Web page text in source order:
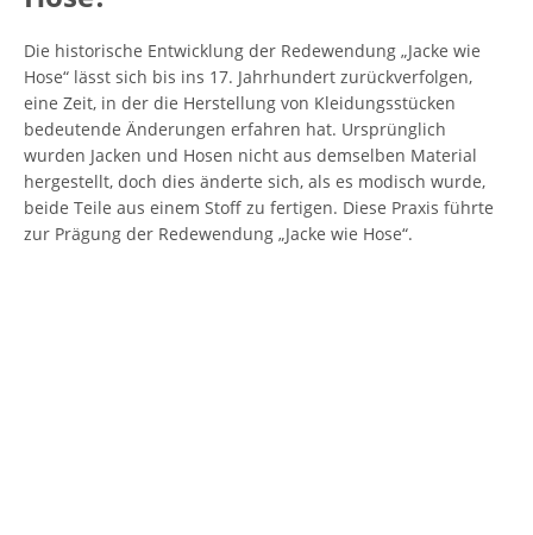
Die historische Entwicklung der Redewendung „Jacke wie
Hose“ lässt sich bis ins 17. Jahrhundert zurückverfolgen,
eine Zeit, in der die Herstellung von Kleidungsstücken
bedeutende Änderungen erfahren hat. Ursprünglich
wurden Jacken und Hosen nicht aus demselben Material
hergestellt, doch dies änderte sich, als es modisch wurde,
beide Teile aus einem Stoff zu fertigen. Diese Praxis führte
zur Prägung der Redewendung „Jacke wie Hose“.